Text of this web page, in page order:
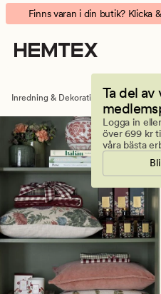
Kronljus
–
långa
ljus
ljusstakar
Animerad
banner.
Klicka
på
för
att
pausa.
Finns varan i din butik? Klicka
Ta del av
Logga in
över 699 kr
våra bästa
Inredning & Dekorationer Ljus &